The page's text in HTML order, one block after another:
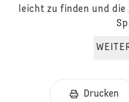
leicht zu finden und
Drucken